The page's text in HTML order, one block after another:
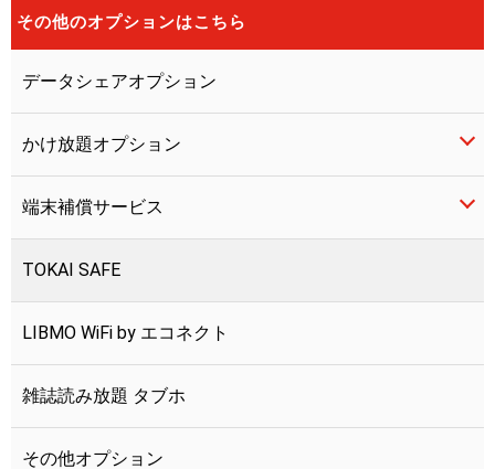
その他のオプションはこちら
データシェアオプション
かけ放題オプション
5分かけ放題
10分かけ放題
かけ放題マックス
端末補償サービス
LIBMO端末補償
つながる端末保証
TOKAI SAFE
LIBMO WiFi by エコネクト
雑誌読み放題 タブホ
その他オプション